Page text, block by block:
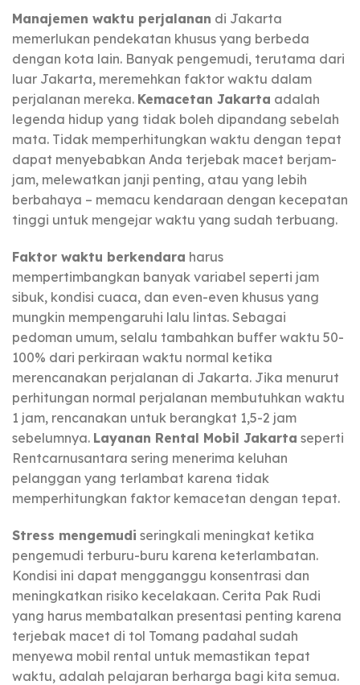
Manajemen waktu perjalanan di Jakarta
memerlukan pendekatan khusus yang berbeda
dengan kota lain. Banyak pengemudi, terutama dari
luar Jakarta, meremehkan faktor waktu dalam
perjalanan mereka. Kemacetan Jakarta adalah
legenda hidup yang tidak boleh dipandang sebelah
mata. Tidak memperhitungkan waktu dengan tepat
dapat menyebabkan Anda terjebak macet berjam-
jam, melewatkan janji penting, atau yang lebih
berbahaya – memacu kendaraan dengan kecepatan
tinggi untuk mengejar waktu yang sudah terbuang.
Faktor waktu berkendara harus
mempertimbangkan banyak variabel seperti jam
sibuk, kondisi cuaca, dan even-even khusus yang
mungkin mempengaruhi lalu lintas. Sebagai
pedoman umum, selalu tambahkan buffer waktu 50-
100% dari perkiraan waktu normal ketika
merencanakan perjalanan di Jakarta. Jika menurut
perhitungan normal perjalanan membutuhkan waktu
1 jam, rencanakan untuk berangkat 1,5-2 jam
sebelumnya. Layanan Rental Mobil Jakarta seperti
Rentcarnusantara sering menerima keluhan
pelanggan yang terlambat karena tidak
memperhitungkan faktor kemacetan dengan tepat.
Stress mengemudi seringkali meningkat ketika
pengemudi terburu-buru karena keterlambatan.
Kondisi ini dapat mengganggu konsentrasi dan
meningkatkan risiko kecelakaan. Cerita Pak Rudi
yang harus membatalkan presentasi penting karena
terjebak macet di tol Tomang padahal sudah
menyewa mobil rental untuk memastikan tepat
waktu, adalah pelajaran berharga bagi kita semua.